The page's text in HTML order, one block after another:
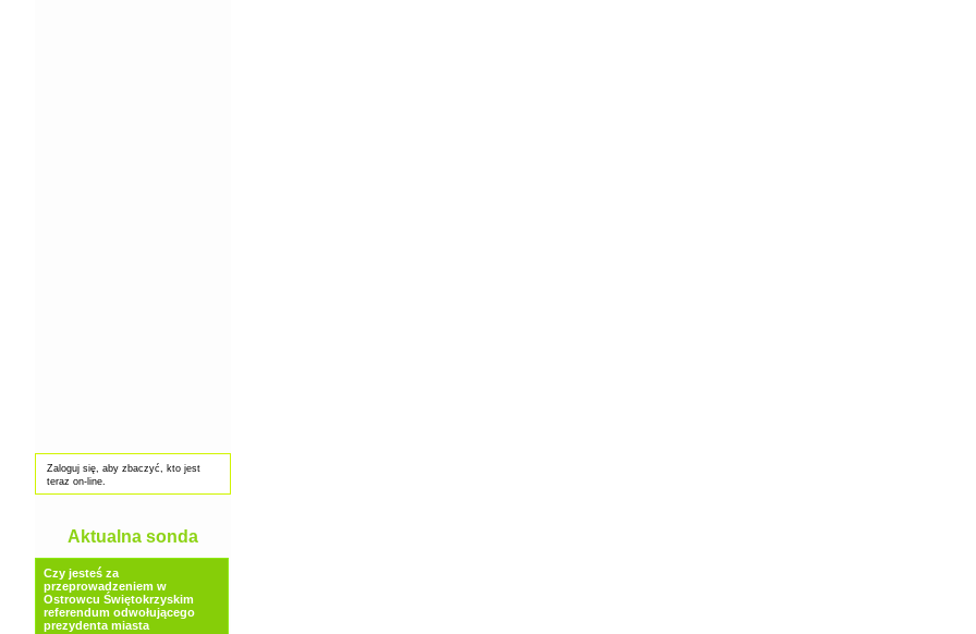
Zaloguj się, aby zbaczyć, kto jest
teraz on-line.
Aktualna sonda
Czy jesteś za
przeprowadzeniem w
Ostrowcu Świętokrzyskim
referendum odwołującego
prezydenta miasta